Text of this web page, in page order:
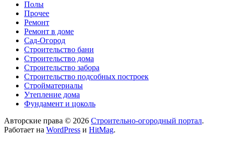
Полы
Прочее
Ремонт
Ремонт в доме
Сад-Огород
Строительство бани
Строительство дома
Строительство забора
Строительство подсобных построек
Стройматериалы
Утепление дома
Фундамент и цоколь
Авторские права © 2026 Строительно-огородный портал.
Работает на WordPress и HitMag.